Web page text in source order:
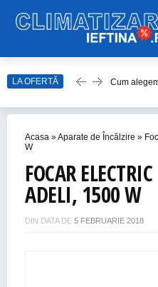
LA OFERTĂ
Top
Top 10
Acasa »Aparate de Încălzire »
W
FOCAR
ADELI, 1500 W
DIN DATA DE 5 FEBRUARIE 2018